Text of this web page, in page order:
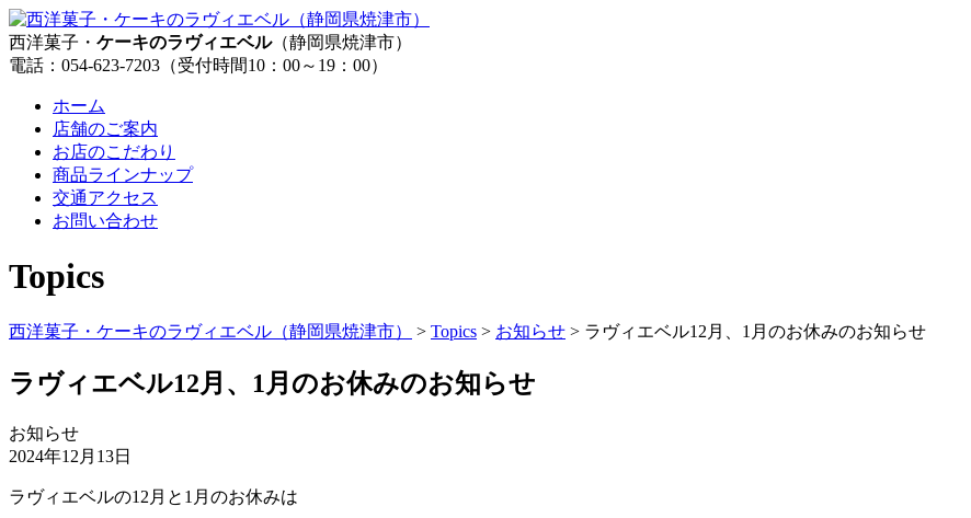
西洋菓子・ ケーキのラヴィエベル（静岡県焼津市）
電話：054-623-7203（受付時間10：00～19：00）
ホーム
店舗のご案内
お店のこだわり
商品ラインナップ
交通アクセス
お問い合わせ
Topics
西洋菓子・ケーキのラヴィエベル（静岡県焼津市） > Topics > お知らせ > ラヴィエベル12月、1月のお休みのお知らせ
ラヴィエベル12月、1月のお休みのお知らせ
お知らせ
2024年12月13日
ラヴィエベルの12月と1月のお休みは